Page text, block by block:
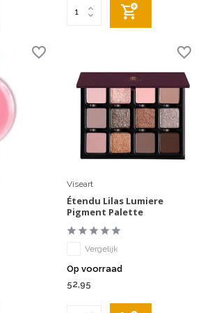
Viseart
Étendu Lilas Lumiere
Pigment Palette
Vergelijk
Op voorraad
52,95